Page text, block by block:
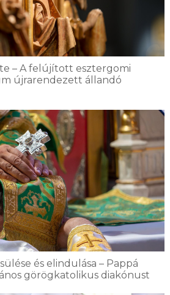
– A felújított esztergomi
újrarendezett állandó
és elindulása – Pappá
görögkatolikus diakónust